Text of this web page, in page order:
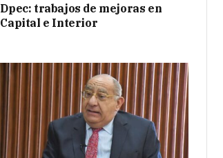
Dpec: trabajos de mejoras en
Capital e Interior